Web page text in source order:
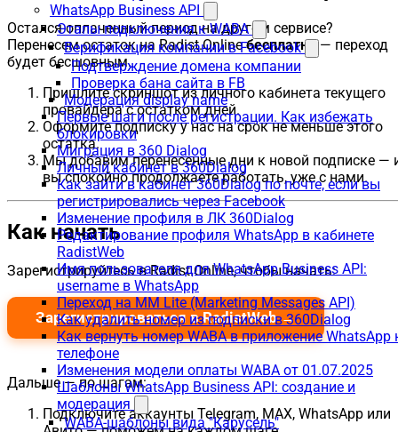
WhatsApp Business API
Этапы подключения к WABA
Верификация компании в Facebook
Подтверждение домена компании
Проверка бана сайта в FB
Модерация display name
Первые шаги после регистрации. Как избежать
блокировки
Миграция в 360 Dialog
Личный кабинет в 360Dialog
Как зайти в кабинет 360Dialog по почте, если вы
регистрировались через Facebook
Изменение профиля в ЛК 360Dialog
Редактирование профиля WhatsApp в кабинете
RadistWeb
Имя пользователя для WhatsApp Business API:
username в WhatsApp
Переход на MM Lite (Marketing Messages API)
Как удалить номер из подписки в 360Dialog
Как вернуть номер WABA в приложение WhatsApp
телефоне
Изменения модели оплаты WABA от 01.07.2025
Шаблоны WhatsApp Business API: создание и
модерация
WABA-шаблоны вида "Карусель"
Остался оплаченный период на другом сервисе?
Перенесем остаток на Radist.Onlineбесплатно— переход
будет бесшовным.
Пришлите скриншот из личного кабинета текущего
провайдера с остатком дней.
Оформите подписку у нас на срок не меньше этого
остатка.
Мы добавим перенесенные дни к новой подписке —
вы спокойно продолжаете работать, уже с нами.
Как начать
Зарегистрируйтесь в Radist.Online, чтобы начать:
Зарегистрироваться в RadistWeb →
Дальше — по шагам:
Подключите аккаунты Telegram, MAX, WhatsApp или